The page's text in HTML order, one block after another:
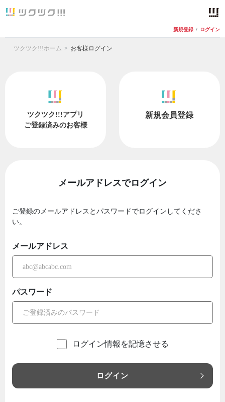
新規登録 / ログイン
ツクツク!!!ホーム お客様ログイン
ツクツク!!!アプリ
ご登録済みのお客様
新規会員登録
メールアドレスでログイン
ご登録のメールアドレスとパスワードでログインしてくださ
い。
メールアドレス
パスワード
ログイン情報を記憶させる
ログイン